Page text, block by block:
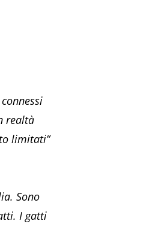
realtà
limitati”
Sono
I gatti